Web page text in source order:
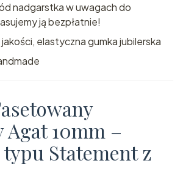
nadgarstka w uwagach do
ją bezpłatnie!
elastyczna gumka jubilerska
10mm –
Statement z